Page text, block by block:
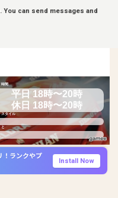
You can send messages and
時間
平日 18時〜20時
休日 18時〜20時
スタイル
と
！ランクやプ
Install Now